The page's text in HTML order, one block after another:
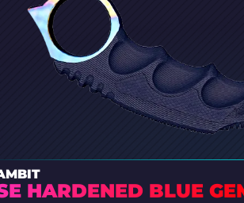
HARDENED BLUE